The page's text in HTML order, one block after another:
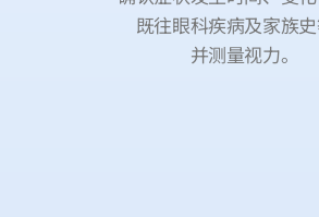
既往眼科疾病及家族史
并测量视力。